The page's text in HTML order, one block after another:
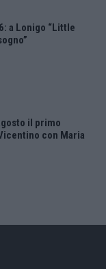
a Lonigo “Little
il primo
con Maria